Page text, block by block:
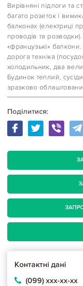
Вирівняні підлоги та
багато розеток і
балконах (електриці
проводів та розводки).
«французькі»
дорога техніка
холодильник, два
Будинок теплий,
зразково
Поділитися:
Контактні дані
(099) ххх-хх-хх